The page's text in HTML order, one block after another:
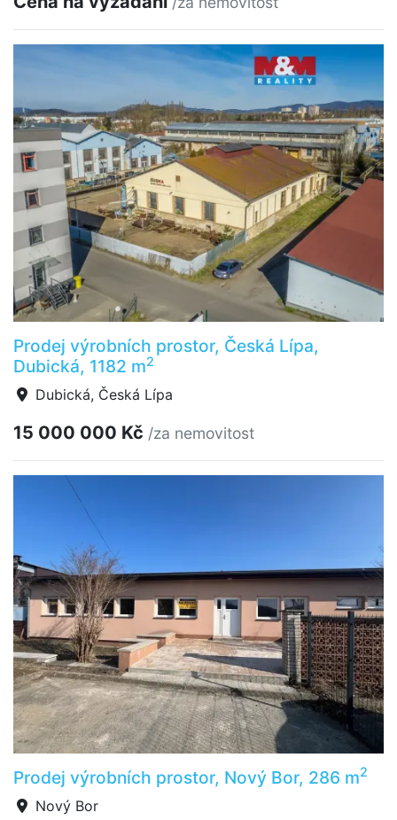
Prodej výrobních prostor, Česká Lípa,
Dubická, 1182 m2
Dubická, Česká Lípa
15 000 000 Kč /za nemovitost
Prodej výrobních prostor, Nový Bor, 286 m2
Nový Bor